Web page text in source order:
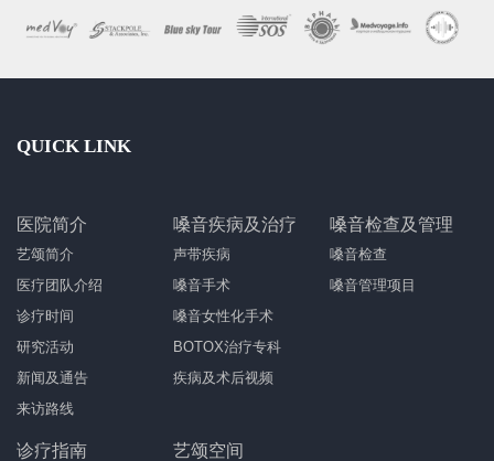
QUICK LINK
医院简介
艺颂简介
医疗团队介绍
诊疗时间
研究活动
新闻及通告
来访路线
嗓音疾病及治疗
声带疾病
嗓音手术
嗓音女性化手术
BOTOX治疗专科
疾病及术后视频
嗓音检查及管理
嗓音检查
嗓音管理项目
诊疗指南 艺颂空间